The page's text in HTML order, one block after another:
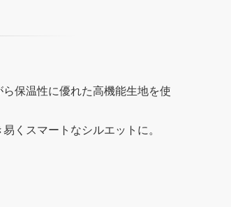
保温性に優れた高機能生地を使
くスマートなシルエットに。